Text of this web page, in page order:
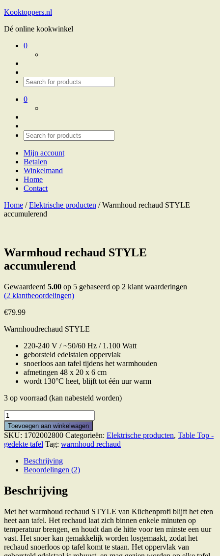
Kooktoppers.nl
Dé online kookwinkel
0
0
Mijn account
Betalen
Winkelmand
Home
Contact
Home /Elektrische producten / Warmhoud rechaud STYLE
accumulerend
Warmhoud rechaud STYLE
accumulerend
Gewaardeerd 5.00 op 5 gebaseerd op 2 klant waarderingen
(2 klantbeoordelingen)
€79.99
Warmhoudrechaud STYLE
220-240 V / ~50/60 Hz / 1.100 Watt
geborsteld edelstalen oppervlak
snoerloos aan tafel tijdens het warmhouden
afmetingen 48 x 20 x 6 cm
wordt 130°C heet, blijft tot één uur warm
3 op voorraad (kan nabesteld worden)
Warmhoud
rechaud
STYLE
accumulerend
aantal
Toevoegen aan winkelwagen
SKU: 1702002800 Categorieën: Elektrische producten, Table Top -
gedekte tafel Tag: warmhoud rechaud
Beschrijving
Beoordelingen (2)
Beschrijving
Met het warmhoud rechaud STYLE van Küchenprofi blijft het eten
heet aan tafel. Het rechaud laat zich binnen enkele minuten op
temperatuur brengen, en houdt dan de hitte voor ten minste een uur
vast. Het snoer kan gemakkelijk worden losgemaakt, zodat het
rechaud snoerloos op tafel komt te staan. Het oppervlak van